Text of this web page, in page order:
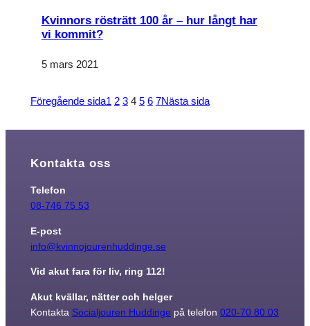
Kvinnors rösträtt 100 år – hur långt har
vi kommit?
5 mars 2021
Föregående sida1 2 3 4 5 6 7Nästa sida
Kontakta oss
Telefon
08-746 75 53
E-post
info@kvinnojourenhuddinge.se
Vid akut fara för liv, ring 112!
Akut kvällar, nätter och helger
Kontakta Socialjouren Huddinge på telefon 020-70 80 03
För att vår
hemsida ska
prestera så
möjligt under
nekar de här
kakorna
viss
från
Genom att dela
med dig av dina
intressen och ditt
beteende när du
surfar ökar du
personligt
anpassat innehåll